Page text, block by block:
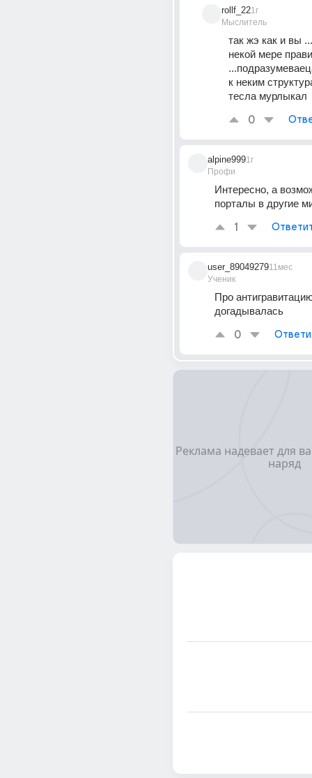
rollf_22
Мыслитель
1г
так жэ как и вы
некой мере
к неким
тесла мурлыкал
0
alpine999
Профи
1г
Интересно, а
порталы в другие
1
user_89049279
Ученик
11мес
Про
догадывалась
0